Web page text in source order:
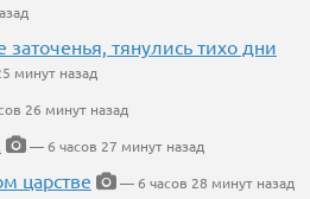
тянулись тихо дни
минут назад
26 минут назад
— 6 часов 27 минут назад
царстве
— 6 часов 28 минут назад